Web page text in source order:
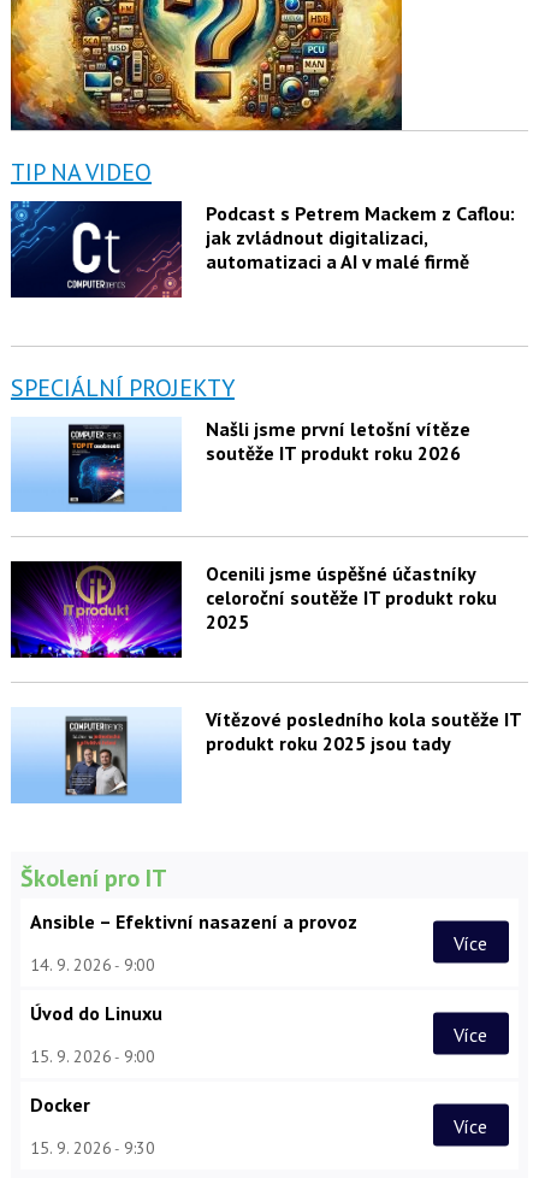
TIP NA VIDEO
Podcast s Petrem Mackem z Caflou:
jak zvládnout digitalizaci,
automatizaci a AI v malé firmě
SPECIÁLNÍ PROJEKTY
Našli jsme první letošní vítěze
soutěže IT produkt roku 2026
Ocenili jsme úspěšné účastníky
celoroční soutěže IT produkt roku
2025
Vítězové posledního kola soutěže IT
produkt roku 2025 jsou tady
Školení pro IT
Ansible – Efektivní nasazení a provoz
14. 9. 2026 9:00
Více
Úvod do Linuxu
15. 9. 2026 9:00
Více
Docker
15. 9. 2026 9:30
Více